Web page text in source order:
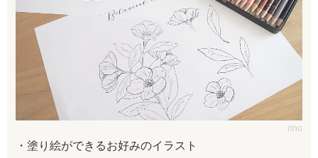
rino
塗り絵ができるお好みのイラスト